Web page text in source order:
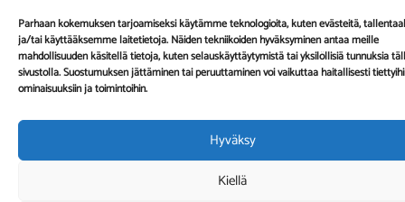
Parhaan kokemuksen tarjoamiseksi käytämme teknologioita, kuten evästeitä,
ja/tai käyttääksemme laitetietoja. Näiden tekniikoiden hyväksyminen antaa meille
mahdollisuuden käsitellä tietoja, kuten selauskäyttäytymistä tai yksilöllisiä tunnuksia
sivustolla. Suostumuksen jättäminen tai peruuttaminen voi vaikuttaa haitallisesti
ominaisuuksiin ja toimintoihin.
Hyväksy
Kiellä